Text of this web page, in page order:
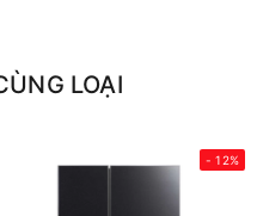
LOẠI
- 12%